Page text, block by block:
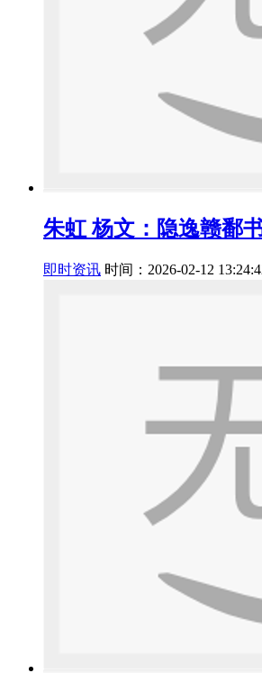
朱虹 杨文：隐逸赣
即时资讯 时间：2026-02-12